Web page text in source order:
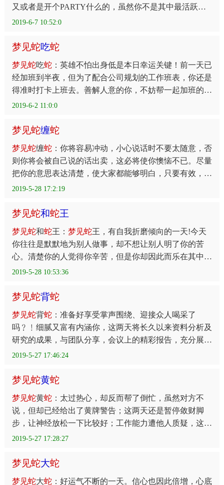
又或者是开个PARTY什么的，虽然你不是其中最活跃的
那一位，却也能在这种热闹的气氛中，找到快乐的感觉
2019-6-7 10:52:0
梦 见蛇吃蛇
梦见蛇吃蛇：英雄不怕出身低是本日幸运关键！前一天已
经加班到半夜，但为了配合公司规划的工作班表，你还是
得准时打卡上班去。善解人意的你，不妨帮一起加班的同
事们准备活力早餐，贴心的举动会让大家感到无比窝心，
2019-6-2 11:0:0
梦 见蛇缠蛇
梦见蛇缠蛇：你将容易冲动，小心说话时不要太随意，否
则你将会被自己说的话出卖，这必将使你懊恼不已。尽量
把你的意思表达清楚，使大家都能够明白，只要有效，即
使重复说几次也是必要的。今天你的计划可能被中断。不
2019-5-28 17:2:19
梦 见蛇和蛇王
梦见蛇和蛇王： 梦见蛇王，有自我折磨倾向的一天!今天
你往往是默默地为别人做事，却不想让别人明了你的苦
心。清楚你的人觉得你辛苦，但是你却因此而乐在其中。
身体状况偏弱，以往欠下的健康债今天会出来作祟，你要
2019-5-28 10:53:36
梦 见蛇背蛇
梦见蛇背蛇：准备好享受掌声围绕、迎接众人喝采了
吗﹖﹗细腻又富有内涵你，这两天将长久以来资料分析及
研究的成果，与团队分享，会议上的精彩报告，充分展现
缜密周全的思考逻辑，不但获得长官及同事的拍手喝采，
2019-5-27 17:46:24
梦 见蛇黄蛇
梦见蛇黄蛇：太过热心，却反而帮了倒忙，虽然对方不
说，但却已经给出了黄牌警告；这两天还是暂停敛财脚
步，让神经放松一下比较好；工作能力遭他人质疑，这种
情况更是让你有些力不从心。
2019-5-27 17:28:27
梦 见蛇大蛇
梦见蛇大蛇：好运气不断的一天。信心也因此倍增，心底